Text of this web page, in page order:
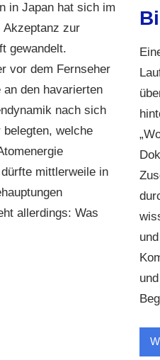
in Japan hat sich im
Akzeptanz zur
gewandelt.
vor dem Fernseher
den havarierten
nach sich
welche
mittlerweile in
allerdings: Was